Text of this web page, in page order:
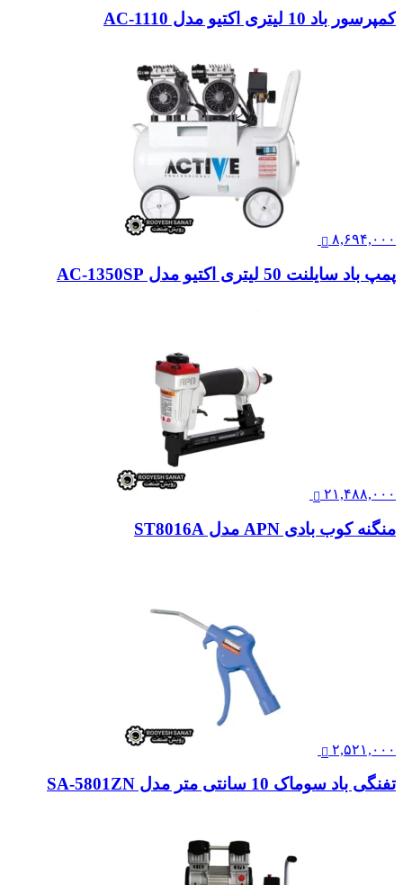
کمپرسور باد 10 لیتری اکتیو مدل AC-1110
۸,۶۹۴,۰۰۰
پمپ باد سایلنت 50 لیتری اکتیو مدل AC-1350SP
۲۱,۴۸۸,۰۰۰
منگنه کوب بادی APN مدل ST8016A
۲,۵۲۱,۰۰۰
تفنگی باد سوماک 10 سانتی متر مدل SA-5801ZN